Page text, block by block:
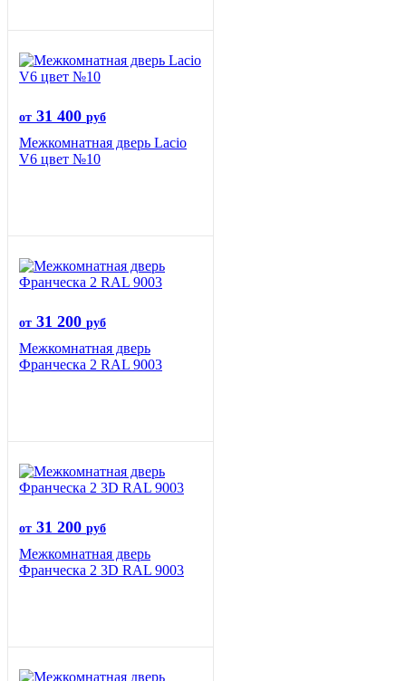
от 31 400 руб
Межкомнатная дверь Lacio
V6 цвет №10
от 31 200 руб
Межкомнатная дверь
Франческа 2 RAL 9003
от 31 200 руб
Межкомнатная дверь
Франческа 2 3D RAL 9003